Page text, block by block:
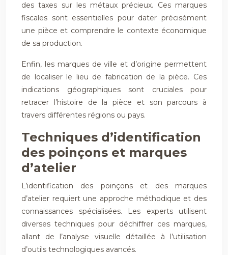
des taxes sur les métaux précieux. Ces marques
fiscales sont essentielles pour dater précisément
une pièce et comprendre le contexte économique
de sa production.
Enfin, les marques de ville et d’origine permettent
de localiser le lieu de fabrication de la pièce. Ces
indications géographiques sont cruciales pour
retracer l’histoire de la pièce et son parcours à
travers différentes régions ou pays.
Techniques d’identification
des poinçons et marques
d’atelier
L’identification des poinçons et des marques
d’atelier requiert une approche méthodique et des
connaissances spécialisées. Les experts utilisent
diverses techniques pour déchiffrer ces marques,
allant de l’analyse visuelle détaillée à l’utilisation
d’outils technologiques avancés.